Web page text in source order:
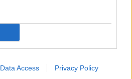
Data Access Privacy Policy
Hírek